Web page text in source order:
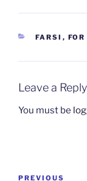
FARSI , FOR
Leave a Reply
You must be
Post
PREVIOUS